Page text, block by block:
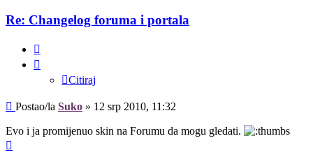
Re: Changelog foruma i portala
Citiraj
Post
Postao/la Suko » 12 srp 2010, 11:32
Evo i ja promijenuo skin na Forumu da mogu gledati.